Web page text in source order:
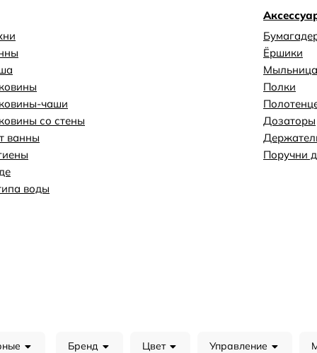
чаши
со стены
ванны
воды
Ёршики
Мыльница
Полки
Дозаторы
Поручни
Бренд Цвет Управление